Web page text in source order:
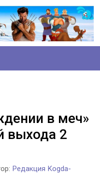
в меч»
выхода 2
Редакция Kogda-